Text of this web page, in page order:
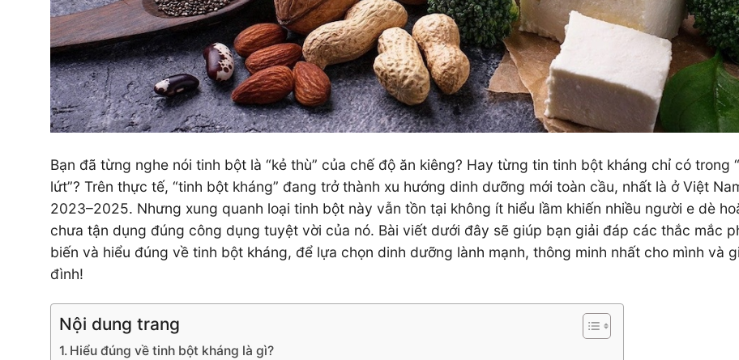
Bạn đã từng nghe nói tinh bột là “kẻ thù” của chế độ ăn kiêng? Hay từng tin tinh bột kháng chỉ có trong
lứt”? Trên thực tế, “tinh bột kháng” đang trở thành xu hướng dinh dưỡng mới toàn cầu, nhất là ở Việt
2023–2025. Nhưng xung quanh loại tinh bột này vẫn tồn tại không ít hiểu lầm khiến nhiều người e dè
chưa tận dụng đúng công dụng tuyệt vời của nó. Bài viết dưới đây sẽ giúp bạn giải đáp các thắc mắc
biến và hiểu đúng về tinh bột kháng, để lựa chọn dinh dưỡng lành mạnh, thông minh nhất cho mình và
đình!
Nội dung trang
Hiểu đúng về tinh bột kháng là gì?